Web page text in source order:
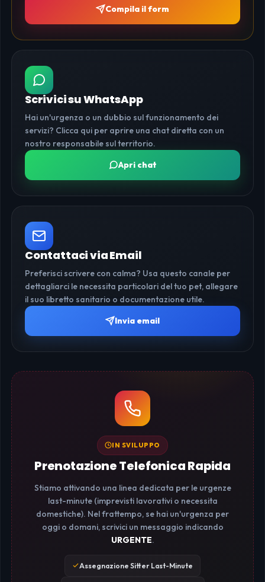
Compila il form
Scrivici su WhatsApp
Hai un'urgenza o un dubbio sul funzionamento dei
servizi? Clicca qui per aprire una chat diretta con un
nostro responsabile sul territorio.
Apri chat
Contattaci via Email
Preferisci scrivere con calma? Usa questo canale per
dettagliarci le necessita particolari del tuo pet, allegare
il suo libretto sanitario o documentazione utile.
Invia email
IN SVILUPPO
Prenotazione Telefonica Rapida
Stiamo attivando una linea dedicata per le urgenze
last-minute (imprevisti lavorativi o necessita
domestiche). Nel frattempo, se hai un'urgenza per
oggi o domani, scrivici un messaggio indicando
URGENTE.
Assegnazione Sitter Last-Minute